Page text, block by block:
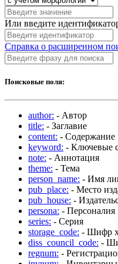
Или введите
Справка о расширенном
Поисковые поля:
author: - Автор
title: - Заглавие
content: - Содержание
keyword: - Ключевые
note: - Аннотация
theme: - Тема
person_name: - Имя
pub_place: - Место
pub_house: -
persona: - Персоналия
series: - Серия
storage_code: - Шифр
diss_council_code: -
regnum: -